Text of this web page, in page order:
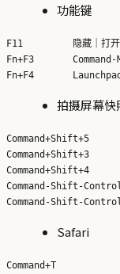
功能键
F11         隐藏｜打开
Fn+F3
拍摄屏幕快
Command+Shift+5
Command+Shift+3
Command+Shift+4
Command-Shift-
Safari
Command+T